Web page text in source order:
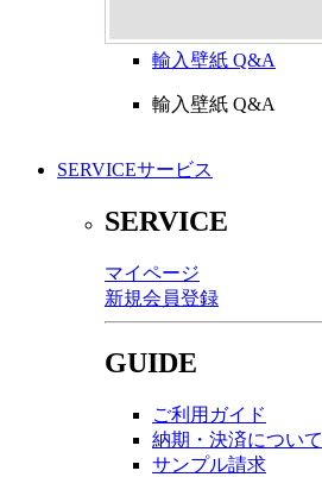
輸入壁紙 Q&A
輸入壁紙 Q&A
SERVICEサービス
SERVICE
マイページ
新規会員登録
GUIDE
ご利用ガイド
納期・決済について
サンプル請求